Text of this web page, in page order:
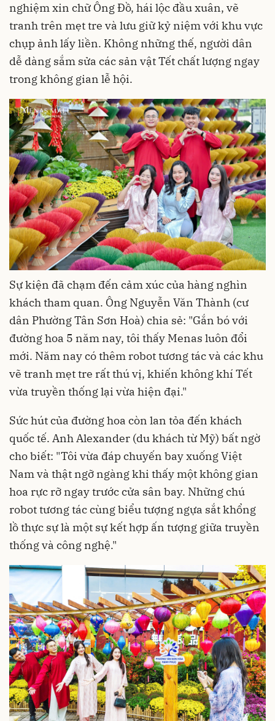
nghiệm xin chữ Ông Đồ, hái lộc đầu xuân, vẽ
tranh trên mẹt tre và lưu giữ kỷ niệm với khu vực
chụp ảnh lấy liền. Không những thế, người dân
dễ dàng sắm sửa các sản vật Tết chất lượng ngay
trong không gian lễ hội.
Sự kiện đã chạm đến cảm xúc của hàng nghìn
khách tham quan. Ông Nguyễn Văn Thành (cư
dân Phường Tân Sơn Hoà) chia sẻ: "Gắn bó với
đường hoa 5 năm nay, tôi thấy Menas luôn đổi
mới. Năm nay có thêm robot tương tác và các khu
vẽ tranh mẹt tre rất thú vị, khiến không khí Tết
vừa truyền thống lại vừa hiện đại."
Sức hút của đường hoa còn lan tỏa đến khách
quốc tế. Anh Alexander (du khách từ Mỹ) bất ngờ
cho biết: "Tôi vừa đáp chuyến bay xuống Việt
Nam và thật ngỡ ngàng khi thấy một không gian
hoa rực rỡ ngay trước cửa sân bay. Những chú
robot tương tác cùng biểu tượng ngựa sắt khổng
lồ thực sự là một sự kết hợp ấn tượng giữa truyền
thống và công nghệ."